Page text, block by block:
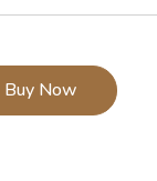
Buy Now